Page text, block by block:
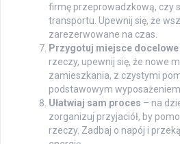
firmę przeprowadzkową, czy
transportu. Upewnij się, że
zarezerwowane na czas.
Przygotuj miejsce docelowe
rzeczy, upewnij się, że nowe
zamieszkania, z czystymi
podstawowym wyposażeniem.
Ułatwiaj sam proces – na
zorganizuj przyjaciół, by
rzeczy. Zadbaj o napój i